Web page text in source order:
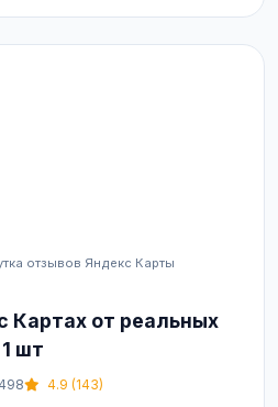
отзывов Яндекс Карты
Картах от реальных
шт
4.9 (143)